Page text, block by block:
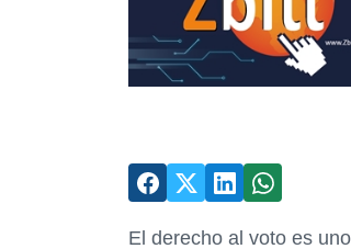
El derecho al voto es